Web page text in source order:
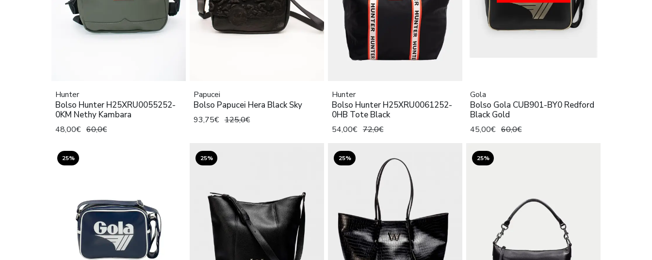
Hunter
Bolso Hunter H25XRU0055252-
0KM Nethy Kambara
48,00€ 60,0€
Papucei
Bolso Papucei Hera Black Sky
93,75€ 125,0€
Hunter
Bolso Hunter H25XRU0061252-
0HB Tote Black
54,00€ 72,0€
Gola
Bolso Gola CUB901-BY0 Redford
Black Gold
45,00€ 60,0€
25% 25% 25% 25%